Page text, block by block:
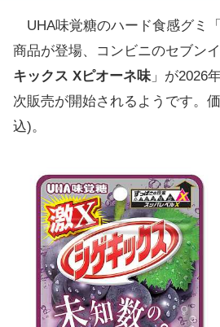
UHA味覚糖のハード食感グミ
商品が登場、コンビニのセブン
キックス Xピオーネ味」が2026
次販売が開始されるようです。
込)。